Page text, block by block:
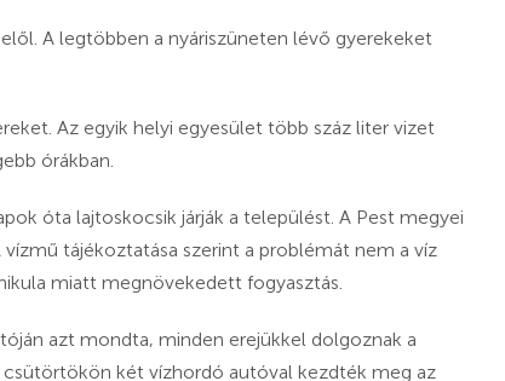
A legtöbben a nyáriszüneten lévő gyerekeket
Az egyik helyi egyesület több száz liter vizet
órákban.
óta lajtoskocsik járják a települést. A Pest megyei
tájékoztatása szerint a problémát nem a víz
miatt megnövekedett fogyasztás.
azt mondta, minden erejükkel dolgoznak a
két vízhordó autóval kezdték meg az